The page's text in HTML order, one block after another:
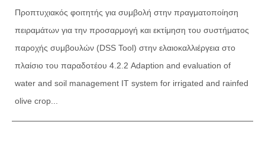
Προπτυχιακός φοιτητής για συμβολή στην πραγματοποίηση
πειραμάτων για την προσαρμογή και εκτίμηση του συστήματος
παροχής συμβουλών (DSS Tool) στην ελαιοκαλλιέργεια στο
πλαίσιο του παραδοτέου 4.2.2 Adaption and evaluation of
water and soil management IT system for irrigated and rainfed
olive crop...